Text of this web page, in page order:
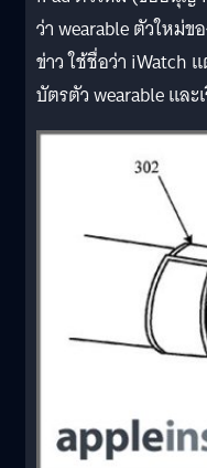
ว่า wearable ตัวใหม่ข
ข่าว ใช้ชื่อว่า iWatch
บัตรตัว wearable และ